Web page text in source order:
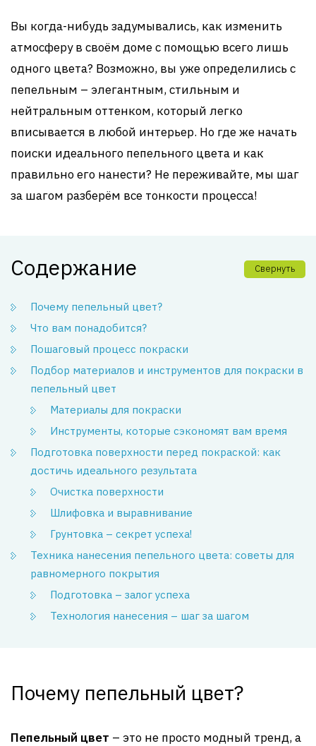
Вы когда-нибудь задумывались, как изменить
атмосферу в своём доме с помощью всего лишь
одного цвета? Возможно, вы уже определились с
пепельным – элегантным, стильным и
нейтральным оттенком, который легко
вписывается в любой интерьер. Но где же начать
поиски идеального пепельного цвета и как
правильно его нанести? Не переживайте, мы шаг
за шагом разберём все тонкости процесса!
Содержание Свернуть
Почему пепельный цвет?
Что вам понадобится?
Пошаговый процесс покраски
Подбор материалов и инструментов для покраски в
пепельный цвет
Материалы для покраски
Инструменты, которые сэкономят вам время
Подготовка поверхности перед покраской: как
достичь идеального результата
Очистка поверхности
Шлифовка и выравнивание
Грунтовка – секрет успеха!
Техника нанесения пепельного цвета: советы для
равномерного покрытия
Подготовка – залог успеха
Технология нанесения – шаг за шагом
Почему пепельный цвет?
Пепельный цвет – это не просто модный тренд, а